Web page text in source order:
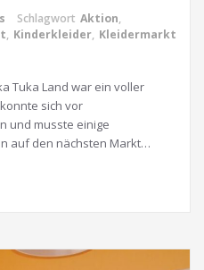
Schlagwort Aktion,
, Kinderkleider, Kleidermarkt
Tuka Land war ein voller
sich vor
und musste einige
auf den nächsten Markt…